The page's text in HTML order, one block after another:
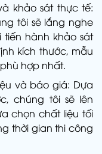
khảo sát thực tế:
tôi sẽ lắng nghe
hành khảo sát
kích thước, mẫu
hợp nhất.
và báo giá: Dựa
chúng tôi sẽ lên
chọn chất liệu tối
thời gian thi công